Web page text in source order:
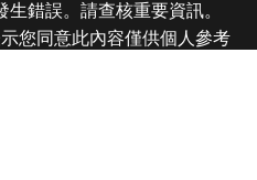
錯誤。請查核重要資訊。
您同意此內容僅供個人參考